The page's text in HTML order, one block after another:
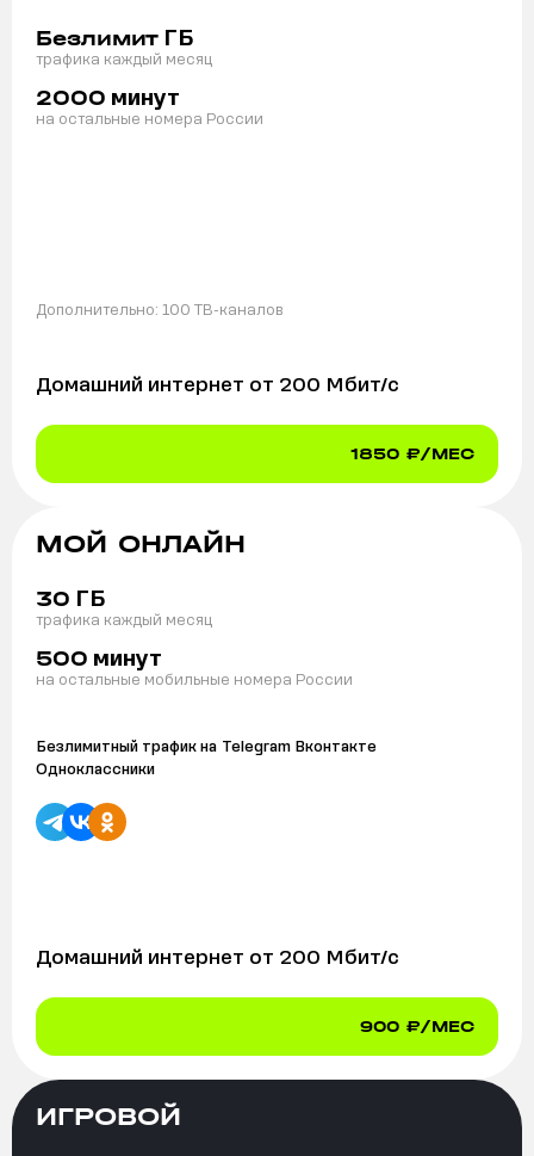
Безлимит ГБ
трафика каждый месяц
2000 минут
на остальные номера России
Дополнительно: 100 ТВ-каналов
Домашний интернет от 200 Мбит/с
1850 ₽/МЕС
МОЙ ОНЛАЙН
30 ГБ
трафика каждый месяц
500 минут
на остальные мобильные номера России
Безлимитный трафик на Telegram Вконтакте
Одноклассники
Домашний интернет от 200 Мбит/с
900 ₽/МЕС
ИГРОВОЙ